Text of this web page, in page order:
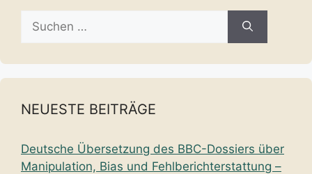
nach:
NEUESTE BEITRÄGE
Deutsche Übersetzung des BBC-Dossiers über
Manipulation, Bias und Fehlberichterstattung –